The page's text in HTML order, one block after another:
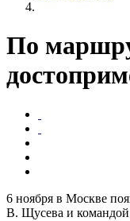
По
6 ноября в Москве
В. Щусева и командой